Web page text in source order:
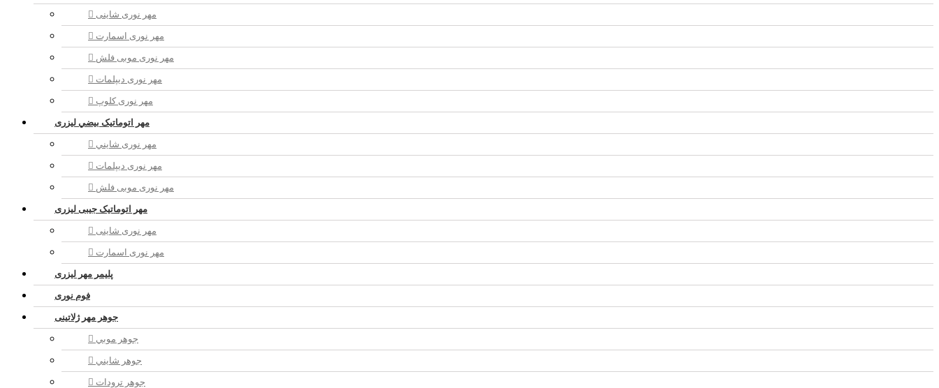
مهر نوری شاینی
مهر نوری اسمارت
مهر نوری موبی فلش
مهر نوری دیپلمات
مهر نوری کلوپ
مهر اتوماتیک بيضي لیزری
مهر نوری شايني
مهر نوری دیپلمات
مهر نوری موبی فلش
مهر اتوماتیک جیبی لیزری
مهر نوری شاینی
مهر نوری اسمارت
پلیمر مهر لیزری
فوم نوری
جوهر مهر ژلاتینی
جوهر موبي
جوهر شايني
جوهر ترودات